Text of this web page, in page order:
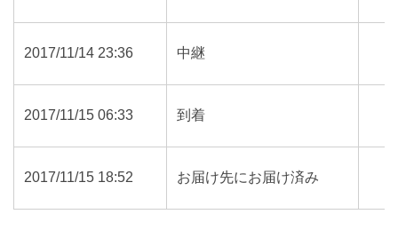
2017/11/14 23:36 中継
2017/11/15 06:33 到着
2017/11/15 18:52 お届け先にお届け済み